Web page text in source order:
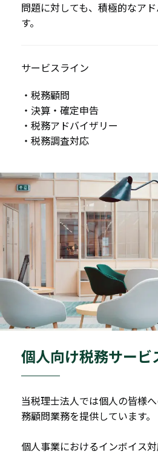
問題に対しても、積極的なア
す。
サービスライン
・税務顧問
・決算・確定申告
・税務アドバイザリー
・税務調査対応
個人向け税務サービ
当税理士法人では個人の皆様
務顧問業務を提供しています。
個人事業におけるインボイス